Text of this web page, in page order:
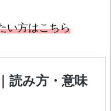
い方はこちら